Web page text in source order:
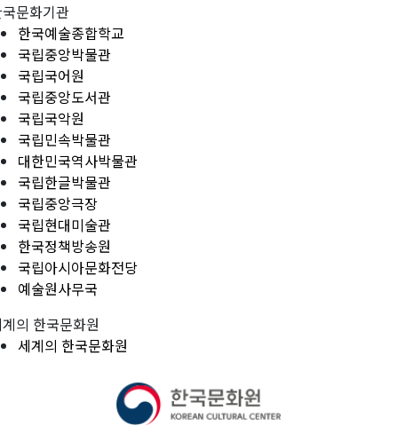
문화기관
한국예술종합학교
국립중앙박물관
국립국어원
국립중앙도서관
국립국악원
국립민속박물관
대한민국역사박물관
국립한글박물관
국립중앙극장
국립현대미술관
한국정책방송원
국립아시아문화전당
예술원사무국
의 한국문화원
세계의 한국문화원